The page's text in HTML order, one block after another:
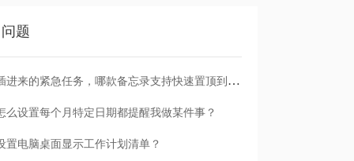
题
临时插进来的紧急任务，哪款备忘录支持快速置顶到清单首位？
么设置每个月特定日期都提醒我做某件事？
置电脑桌面显示工作计划清单？